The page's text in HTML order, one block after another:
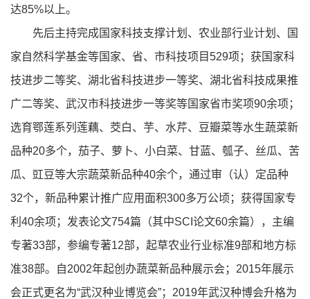
达85%以上。
先后主持完成国家科技支撑计划、农业部行业计划、国
家自然科学基金等国家、省、市科技项目529项；获国家科
技进步二等奖、湖北省科技进步一等奖、湖北省科技成果推
广二等奖、武汉市科技进步一等奖等国家省市奖项90余项；
选育鄂莲系列莲藕、茭白、芋、水芹、豆瓣菜等水生蔬菜新
品种20多个，茄子、萝卜、小白菜、甘蓝、瓠子、丝瓜、苦
瓜、豇豆等大宗蔬菜新品种40余个，通过审（认）定品种
32个，新品种累计推广应用面积300多万公顷；获得国家专
利40余项；发表论文754篇（其中SCI论文60余篇），主编
专著33部，参编专著12部，起草农业行业标准9部和地方标
准38部。自2002年起创办蔬菜新品种展示会；2015年展示
会正式更名为“武汉种业博览会”；2019年武汉种博会升格为